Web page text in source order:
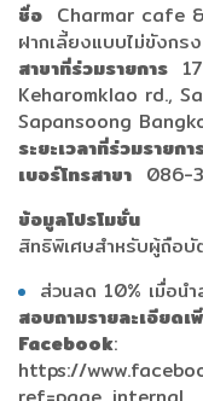
ชื่อ Charmar cafe
ฝากเลี้ยงแบบไม่ขังกรง
สาขาที่ร่วมรายการ
Keharomklao rd.,
Sapansoong
ระยะเวลาที่ร่วมรายกา
เบอร์โทรสาขา 086-
ข้อมูลโปรโมชั่น
สิทธิพิเศษสำหรับผู้ถือ
ส่วนลด 10% เมื่อน
สอบถามรายละเอียดเ
Facebook:
https://